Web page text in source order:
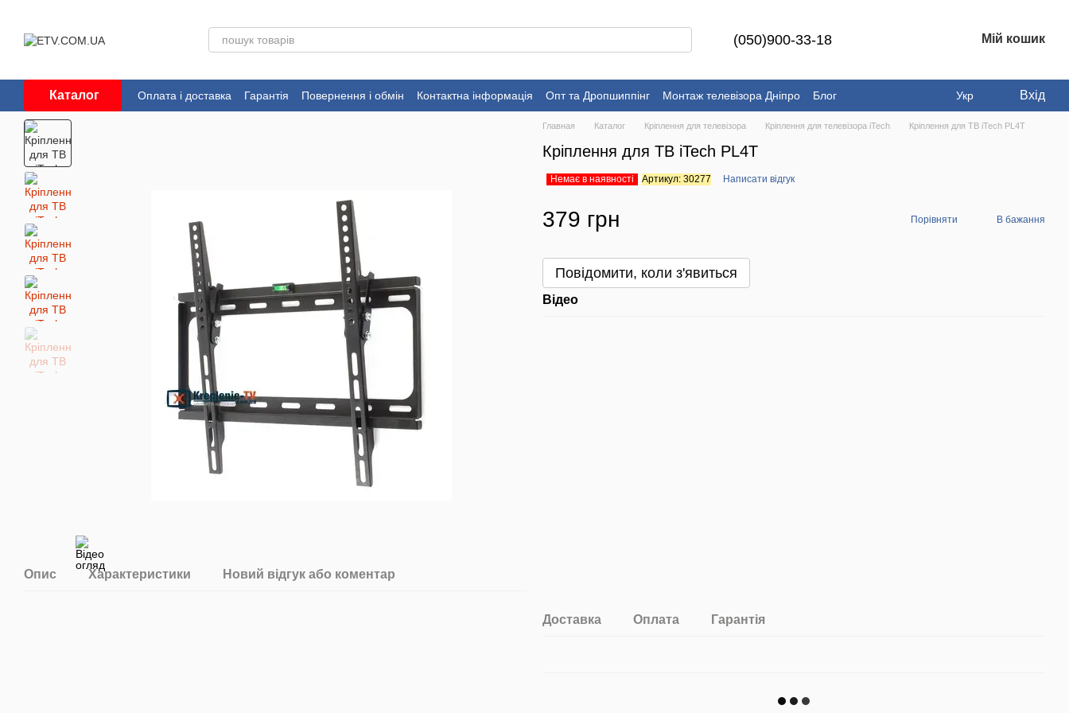
(050)900-33-18 Мій кошик
Каталог Оплата і доставка Гарантія Повернення і обмін Контактна інформація Опт та Дропшиппінг Монтаж телевізора Дніпро
Блог
Угода користувача
Укр Вхід
Опис Характеристики Новий відгук або коментар
Главная Каталог Кріплення для телевізора Кріплення для телевізора iTech Кріплення для ТВ iTech PL4T
Кріплення для ТВ iTech PL4T
Немає в наявності Артикул: 30277 Написати відгук
379 грн Порівняти В бажання
Повідомити, коли з'явиться
Відео
Доставка Оплата Гарантія